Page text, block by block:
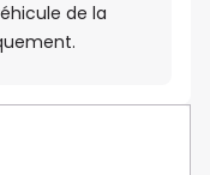
de la